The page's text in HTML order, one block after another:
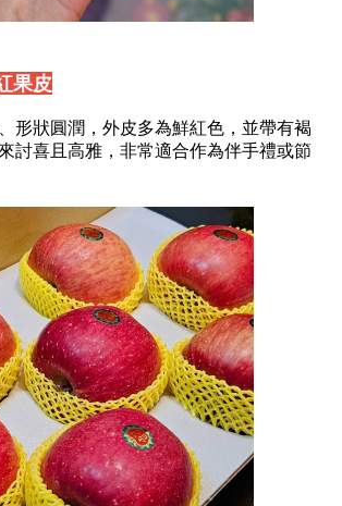
果皮
形狀圓潤，外皮多為鮮紅色，並帶有褐
討喜且高雅，非常適合作為伴手禮或節